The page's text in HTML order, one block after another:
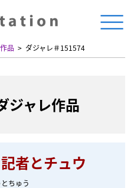
品 ダジャレ＃151574
ジャレ作品
者とチュウ
ちゅう